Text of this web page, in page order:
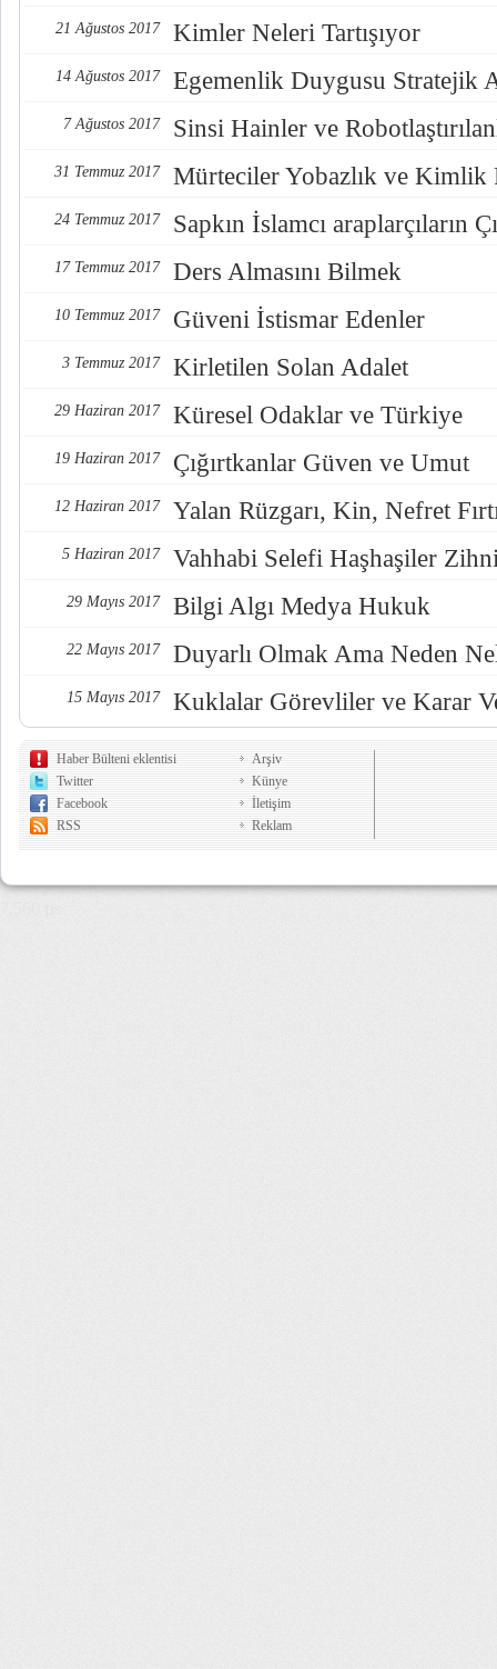
21 Ağustos 2017 Kimler Neleri Tartışıyor
14 Ağustos 2017 Egemenlik Duygusu Stratejik
7 Ağustos 2017 Sinsi Hainler ve
31 Temmuz 2017 Mürteciler Yobazlık ve Kimlik
24 Temmuz 2017 Sapkın İslamcı araplarçıların
17 Temmuz 2017 Ders Almasını Bilmek
10 Temmuz 2017 Güveni İstismar Edenler
3 Temmuz 2017 Kirletilen Solan Adalet
29 Haziran 2017 Küresel Odaklar ve Türkiye
19 Haziran 2017 Çığırtkanlar Güven ve Umut
12 Haziran 2017 Yalan Rüzgarı, Kin, Nefret
5 Haziran 2017 Vahhabi Selefi Haşhaşiler
29 Mayıs 2017 Bilgi Algı Medya Hukuk
22 Mayıs 2017 Duyarlı Olmak Ama Neden
15 Mayıs 2017 Kuklalar Görevliler ve Karar
Haber Bülteni eklentisi
Twitter
Facebook
RSS
Arşiv
Künye
İletişim
Reklam